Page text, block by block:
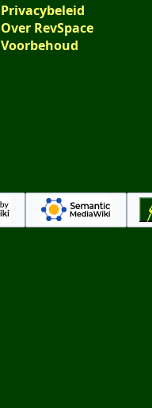
Privacybeleid
Over RevSpace
Voorbehoud